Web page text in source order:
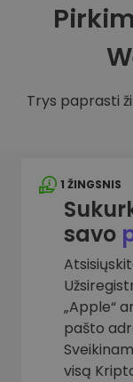
Trys paprasti
1 ŽINGSNIS
savo
„Apple“
pašto
visą